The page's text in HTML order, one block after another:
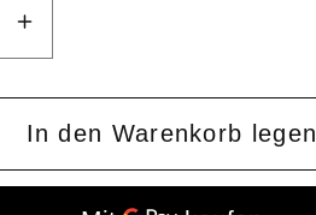
Erhöhe
die
Menge
für
Große
In den Warenkorb legen